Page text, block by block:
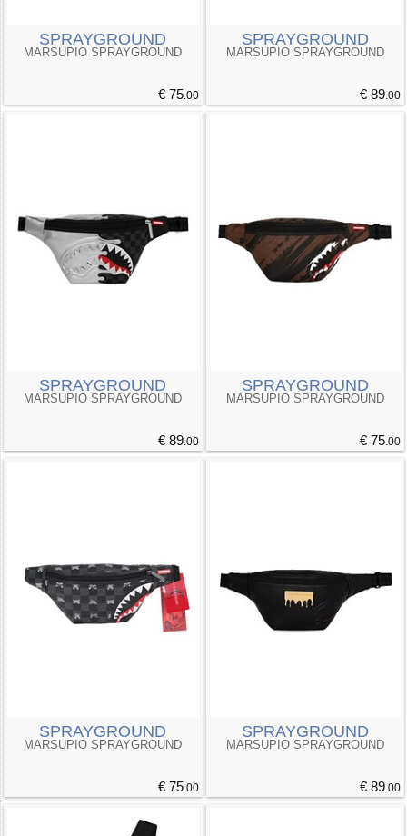
SPRAYGROUND
MARSUPIO SPRAYGROUND
€ 75.00
SPRAYGROUND
MARSUPIO SPRAYGROUND
€ 89.00
SPRAYGROUND
MARSUPIO SPRAYGROUND
€ 89.00
SPRAYGROUND
MARSUPIO SPRAYGROUND
€ 75.00
SPRAYGROUND
MARSUPIO SPRAYGROUND
€ 75.00
SPRAYGROUND
MARSUPIO SPRAYGROUND
€ 89.00